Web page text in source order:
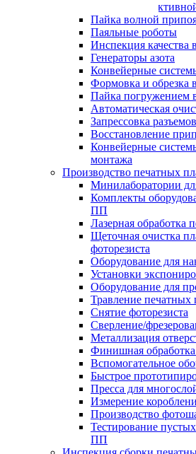
Системы
Пайка волной
Паяльные роботы
Инспекция качества
Генераторы азота
Конвейерные
Формовка и обрезка
Пайка погружением
Автоматическая
Запрессовка разъемов
Восстановление
Конвейерные
монтажа
Производство печатных
Минилаборатории
Комплекты
ПП
Лазерная обработка
Щеточная очистка
фоторезиста
Оборудование для
Установки
Оборудование для
Травление печатных
Снятие фоторезиста
Сверление/
Металлизация
Финишная
Вспомогательное
Быстрое
Пресса для
Измерение
Производство
Тестирование
ПП